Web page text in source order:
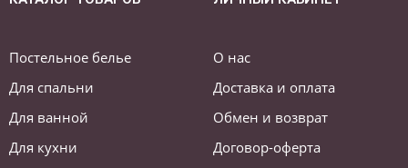
Постельное белье
Для спальни
Для ванной
Для кухни
О нас
Доставка и оплата
Обмен и возврат
Договор-оферта